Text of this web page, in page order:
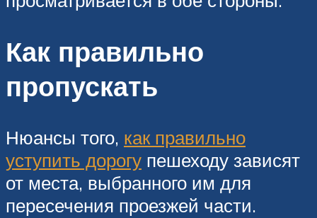
Как правильно
пропускать
Нюансы того, как правильно
уступить дорогу пешеходу зависят
от места, выбранного им для
пересечения проезжей части.